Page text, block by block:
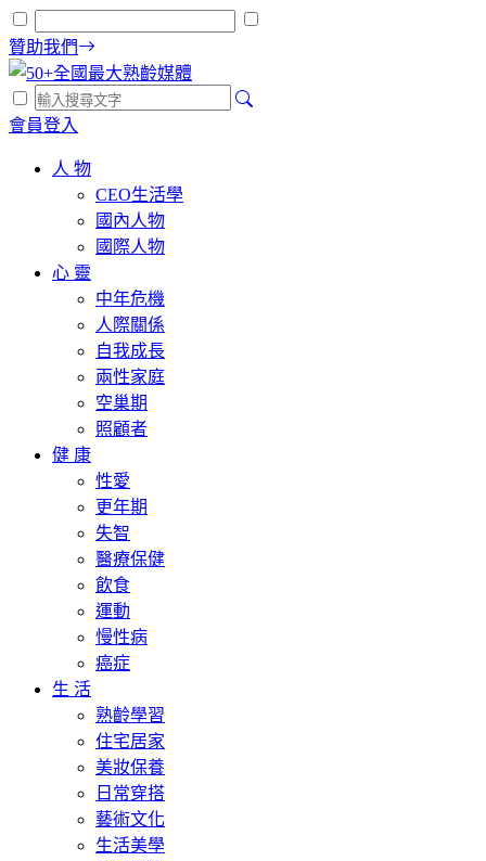
贊助我們
會員登入
人 物
CEO生活學
國內人物
國際人物
心 靈
中年危機
人際關係
自我成長
兩性家庭
空巢期
照顧者
健 康
性愛
更年期
失智
醫療保健
飲食
運動
慢性病
癌症
生 活
熟齡學習
住宅居家
美妝保養
日常穿搭
藝術文化
生活美學